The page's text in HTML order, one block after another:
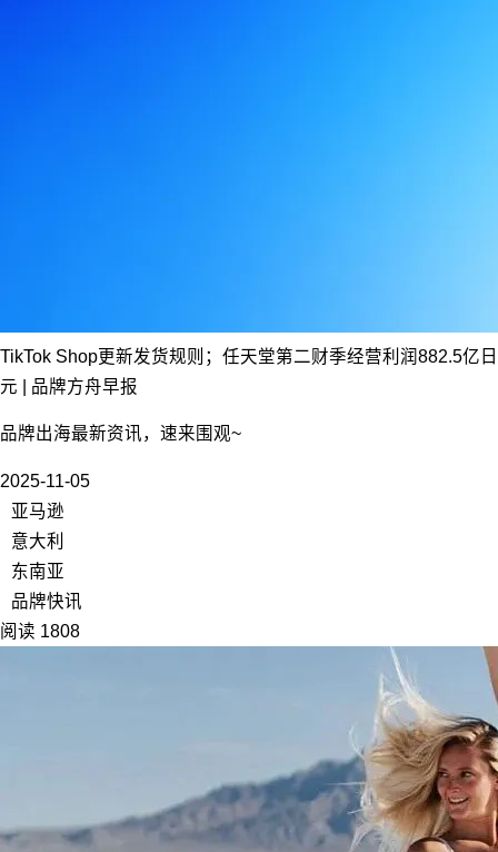
TikTok Shop更新发货规则；任天堂第二财季经营利润882.5亿日
元 | 品牌方舟早报
品牌出海最新资讯，速来围观~
2025-11-05
亚马逊
意大利
东南亚
品牌快讯
阅读 1808